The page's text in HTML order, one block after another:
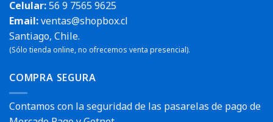
Celular:56 9 7565 9625
Email:ventas@shopbox.cl
Santiago, Chile.
(Sólo tienda online, no ofrecemos venta presencial).
COMPRA SEGURA
Contamos con la seguridad de las pasarelas de pago de